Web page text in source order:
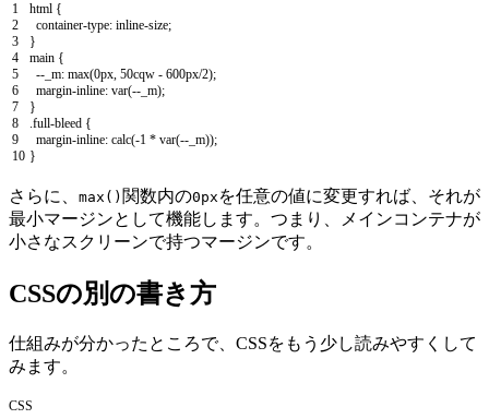
1
2
3
4
5
6
7
8
9
10
html {
container-type: inline-size;
}
main {
-- _m: max(0px, 50cqw - 600px/2);
margin-inline: var(-- _m);
}
.full-bleed {
margin-inline: calc(-1 * var(-- _m));
}
さらに、 max() 関数内の0px を任意の値に変更すれば、それが
最小マージンとして機能します。つまり、メインコンテナが
小さなスクリーンで持つマージンです。
CSSの別の書き方
仕組みが分かったところで、CSSをもう少し読みやすくして
みます。
CSS